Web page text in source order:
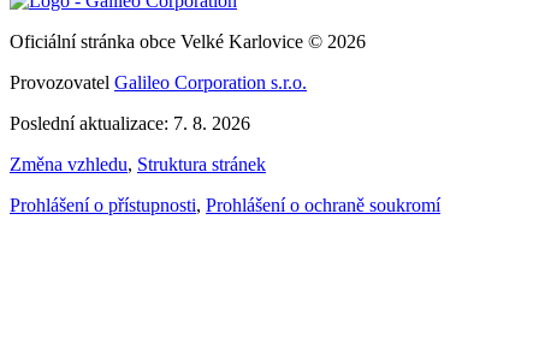
Oficiální stránka obce Velké Karlovice © 2026
Provozovatel Galileo Corporation s.r.o.
Poslední aktualizace: 7. 8. 2026
Změna vzhledu, Struktura stránek
Prohlášení o přístupnosti, Prohlášení o ochraně soukromí